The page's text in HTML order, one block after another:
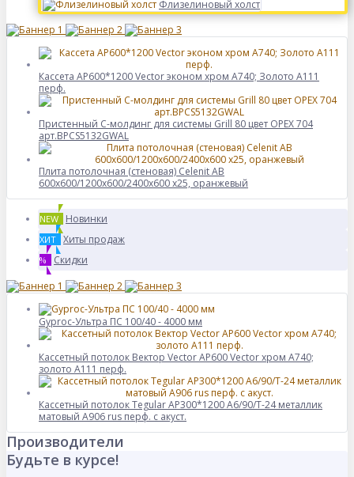
Флизелиновый холст
Кассета AP600*1200 Vector эконом хром А740; Золото А111
перф.
Пристенный C-молдинг для системы Grill 80 цвет ОРЕХ 704
арт.BPCS5132GWAL
Плита потолочная (стеновая) Celenit AB
600x600/1200x600/2400x600 x25, оранжевый
NEW Новинки
ХИТ Хиты продаж
% Скидки
Gyproc-Ультра ПC 100/40 - 4000 мм
Кассетный потолок Вектор Veсtor AP600 Vector хром А740;
золото А111 перф.
Кассетный потолок Tegular AP300*1200 A6/90/Т-24 металлик
матовый А906 rus перф. с акуст.
Производители
Будьте в курсе!